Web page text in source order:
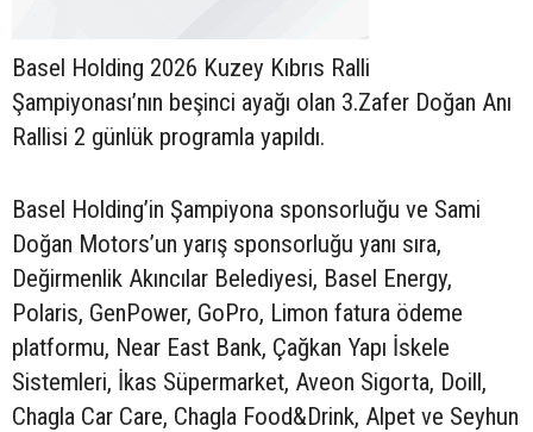
Basel Holding 2026 Kuzey Kıbrıs Ralli
Şampiyonası’nın beşinci ayağı olan 3.Zafer Doğan Anı
Rallisi 2 günlük programla yapıldı.
Basel Holding’in Şampiyona sponsorluğu ve Sami
Doğan Motors’un yarış sponsorluğu yanı sıra,
Değirmenlik Akıncılar Belediyesi, Basel Energy,
Polaris, GenPower, GoPro, Limon fatura ödeme
platformu, Near East Bank, Çağkan Yapı İskele
Sistemleri, İkas Süpermarket, Aveon Sigorta, Doill,
Chagla Car Care, Chagla Food&Drink, Alpet ve Seyhun